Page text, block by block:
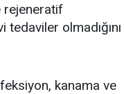
rejeneratif
olmadığını
kanama ve